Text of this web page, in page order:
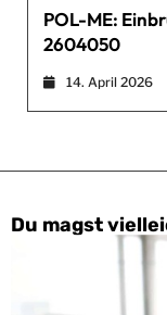
POL-ME:
2604050
14. April 2026
Du magst